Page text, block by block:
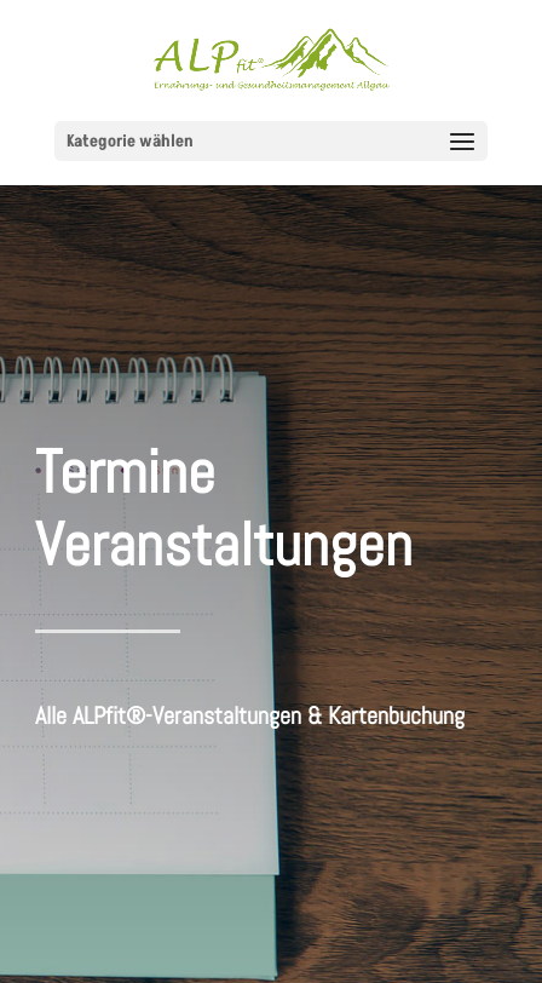
Kategorie wählen
Termine
Veranstaltungen
Alle ALPfit®-Veranstaltungen & Kartenbuchung